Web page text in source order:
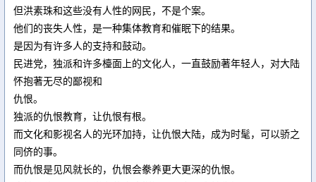
但洪素珠和这些没有人性的网民，不是个案。
他们的丧失人性，是一种集体教育和催眠下的结果。
是因为有许多人的支持和鼓动。
民进党，独派和许多檯面上的文化人，一直鼓励著年轻人，对大陆
怀抱著无尽的鄙视和
仇恨。
独派的仇恨教育，让仇恨有根。
而文化和影视名人的光环加持，让仇恨大陆，成为时髦，可以骄之
同侪的事。
而仇恨是见风就长的，仇恨会豢养更大更深的仇恨。